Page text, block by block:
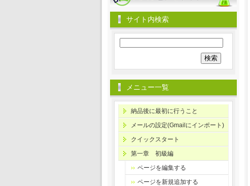
サイト内検索
メニュー一覧
納品後に最初に行うこと
メールの設定(Gmailにインポート)
クイックスタート
第一章 初級編
ページを編集する
ページを新規追加する